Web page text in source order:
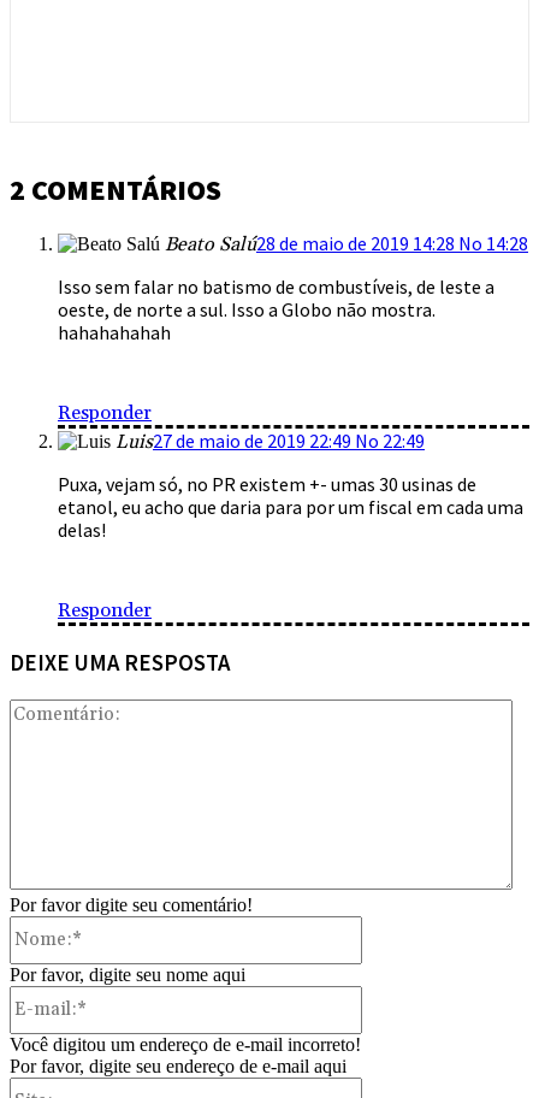
2 COMENTÁRIOS
Beato Salú28 de maio de 2019 14:28 No 14:28
Isso sem falar no batismo de combustíveis, de leste a
oeste, de norte a sul. Isso a Globo não mostra.
hahahahahah
Responder
Luis27 de maio de 2019 22:49 No 22:49
Puxa, vejam só, no PR existem +- umas 30 usinas de
etanol, eu acho que daria para por um fiscal em cada uma
delas!
Responder
DEIXE UMA RESPOSTA
Por favor digite seu comentário!
Por favor, digite seu nome aqui
Você digitou um endereço de e-mail incorreto!
Por favor, digite seu endereço de e-mail aqui